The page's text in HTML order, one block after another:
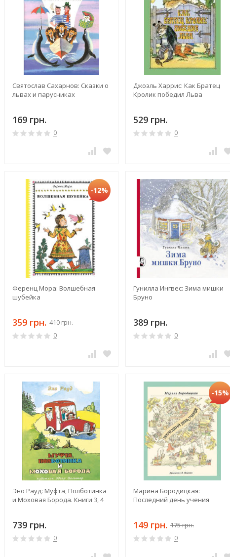
Святослав Сахарнов: Сказки о
львах и парусниках
169 грн.
0
Джоэль Харрис: Как Братец
Кролик победил Льва
529 грн.
0
-12%
Ференц Мора: Волшебная
шубейка
359 грн. 410 грн.
0
Гунилла Ингвес: Зима мишки
Бруно
389 грн.
0
Эно Рауд: Муфта, Полботинка
и Моховая Борода. Книги 3, 4
739 грн.
0
-15%
Марина Бородицкая:
Последний день учения
149 грн. 175 грн.
0